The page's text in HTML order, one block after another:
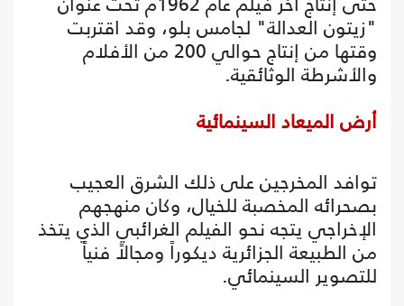
"زيتون العدالة" لجامس بلو، وقد اقتربت
وقتها من إنتاج حوالي 200 من الأفلام
والأشرطة الوثائقية.
أرض الميعاد السينمائية
توافد المخرجين على ذلك الشرق العجيب
بصحرائه المخصبة للخيال، وكان منهجهم
الإخراجي يتجه نحو الفيلم الغرائبي الذي يتخذ
من الطبيعة الجزائرية ديكوراً ومجالاً فنياً
للتصوير السينمائي.